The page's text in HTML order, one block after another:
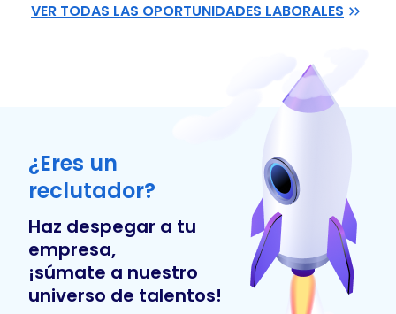
VER TODAS LAS OPORTUNIDADES LABORALES
¿Eres un
reclutador?
Haz despegar a tu
empresa,
¡súmate a nuestro
universo de talentos!